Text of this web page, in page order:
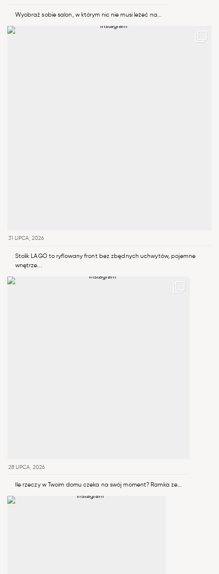
Wyobraź sobie salon, w którym nic nie musi leżeć na...
31 LIPCA, 2026
Stolik LAGO to ryflowany front bez zbędnych uchwytów, pojemne
wnętrze...
28 LIPCA, 2026
Ile rzeczy w Twoim domu czeka na swój moment? Ramka ze...